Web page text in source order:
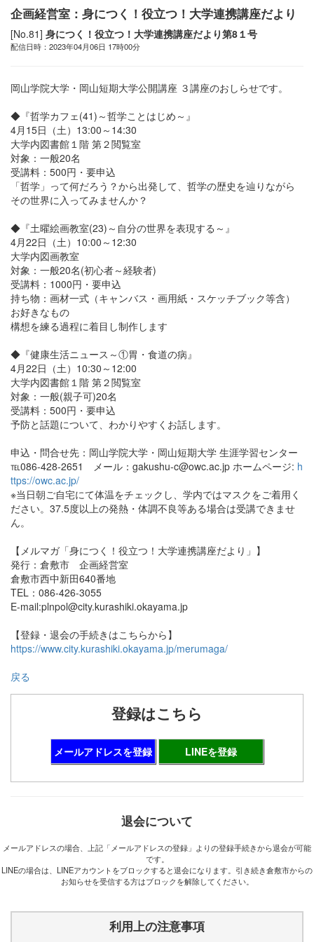
企画経営室：身につく！役立つ！大学連携講座だより
[No.81] 身につく！役立つ！大学連携講座だより第8１号
配信日時：2023年04月06日 17時00分
岡山学院大学・岡山短期大学公開講座 ３講座のおしらせです。
◆『哲学カフェ(41)～哲学ことはじめ～』
4月15日（土）13:00～14:30
大学内図書館１階 第２閲覧室
対象：一般20名
受講料：500円・要申込
「哲学」って何だろう？から出発して、哲学の歴史を辿りながら
その世界に入ってみませんか？
◆『土曜絵画教室(23)～自分の世界を表現する～』
4月22日（土）10:00～12:30
大学内図画教室
対象：一般20名(初心者～経験者)
受講料：1000円・要申込
持ち物：画材一式（キャンバス・画用紙・スケッチブック等含）
お好きなもの
構想を練る過程に着目し制作します
◆『健康生活ニュース～①胃・食道の病』
4月22日（土）10:30～12:00
大学内図書館１階 第２閲覧室
対象：一般(親子可)20名
受講料：500円・要申込
予防と話題について、わかりやすくお話します。
申込・問合せ先：岡山学院大学・岡山短期大学 生涯学習センター
℡086-428-2651 メール：gakushu-c@owc.ac.jp ホームページ: h
ttps://owc.ac.jp/
※当日朝ご自宅にて体温をチェックし、学内ではマスクをご着用く
ださい。37.5度以上の発熱・体調不良等ある場合は受講できませ
ん。
【メルマガ「身につく！役立つ！大学連携講座だより」】
発行：倉敷市 企画経営室
倉敷市西中新田640番地
TEL：086-426-3055
E-mail:plnpol@city.kurashiki.okayama.jp
【登録・退会の手続きはこちらから】
https://www.city.kurashiki.okayama.jp/merumaga/
戻る
登録はこちら
メールアドレスを登録 LINEを登録
退会について
メールアドレスの場合、上記「メールアドレスの登録」よりの登録手続きから退会が可能
です。
LINEの場合は、LINEアカウントをブロックすると退会になります。引き続き倉敷市からの
お知らせを受信する方はブロックを解除してください。
利用上の注意事項